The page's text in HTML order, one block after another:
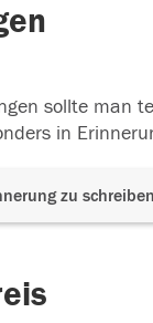
sollte man
in
zu schreiben